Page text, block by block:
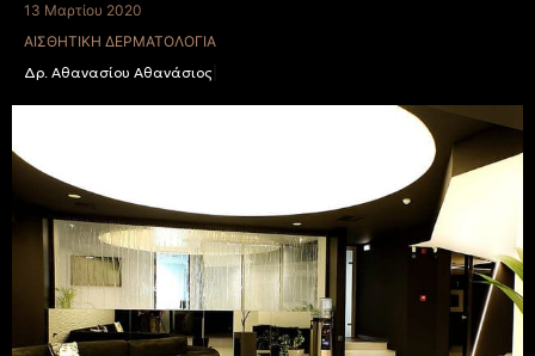
13 Μαρτίου 2020
ΑΙΣΘΗΤΙΚΉ ΔΕΡΜΑΤΟΛΟΓΊΑ
Δρ. Αθανασίου Αθανάσιος